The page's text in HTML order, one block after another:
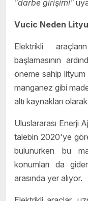
"darbe girişimi"
Vucic Neden
Elektrikli
başlamasının
öneme sahip
manganez gibi
altı kaynakları
Uluslararası Enerji
talebin 2020'ye
bulunurken bu
konumları da
arasında yer alıyor.